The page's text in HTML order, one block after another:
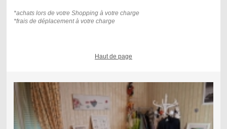
*achats lors de votre Shopping à votre charge
*frais de déplacement à votre charge
Haut de page